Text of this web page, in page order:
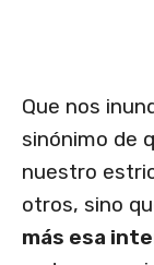
Que nos
sinónimo de
nuestro
otros, sino
más esa